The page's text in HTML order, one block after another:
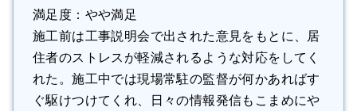
満足度：やや満足
施工前は工事説明会で出された意見をもとに、居
住者のストレスが軽減されるような対応をしてく
れた。施工中では現場常駐の監督が何かあればす
ぐ駆けつけてくれ、日々の情報発信もこまめにや